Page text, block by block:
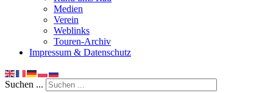
Medien
Verein
Weblinks
Touren-Archiv
Impressum & Datenschutz
Suchen ...